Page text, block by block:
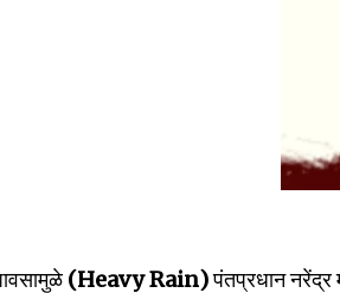
(Heavy Rain)पंतप्रधान नरेंद्र